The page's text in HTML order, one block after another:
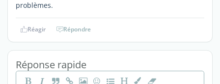
problèmes.
Réagir Répondre
Réponse rapide